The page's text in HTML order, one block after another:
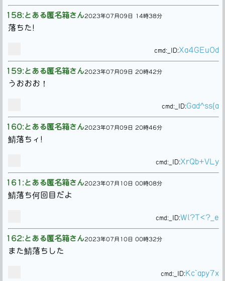
158:とある匿名箱さん2023年07月09日 14時38分
落ちた!
cmd: _ID:Xa4GEuOd
159:とある匿名箱さん2023年07月09日 20時42分
うおおお！
cmd: _ID:Gad^ss{a
160:とある匿名箱さん2023年07月09日 20時46分
鯖落ちィ!
cmd: _ID:XrQb+VLy
161:とある匿名箱さん2023年07月10日 00時08分
鯖落ち何回目だよ
cmd: _ID:Wl?T<?_e
162:とある匿名箱さん2023年07月10日 00時32分
また鯖落ちした
cmd: _ID:Kc`apy7x